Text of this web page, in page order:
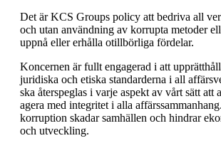
Det är KCS Groups policy att bedriva all
och utan användning av korrupta metoder
uppnå eller erhålla otillbörliga fördelar.
Koncernen är fullt engagerad i att
juridiska och etiska standarderna i all
ska återspeglas i varje aspekt av vårt sätt att
agera med integritet i alla
korruption skadar samhällen och hindrar
och utveckling.